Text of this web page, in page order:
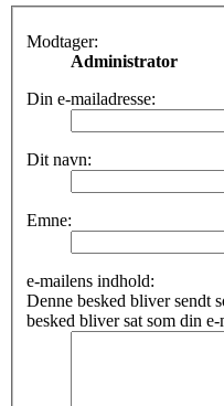
Modtager:
Administrator
Din e-mailadresse:
Dit navn:
Emne:
e-mailens indhold:
Denne besked bliver sendt
besked bliver sat som din e-